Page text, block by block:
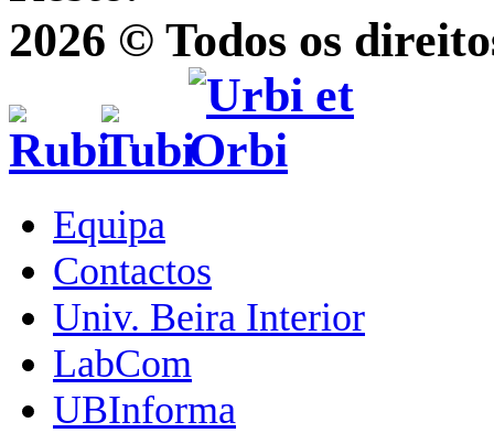
2026 © Todos os
Equipa
Contactos
Univ. Beira Interior
LabCom
UBInforma